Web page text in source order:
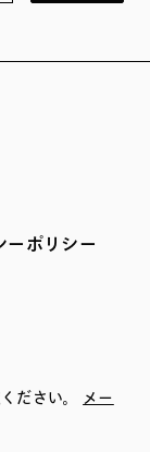
ーポリシー
ださい。 メー